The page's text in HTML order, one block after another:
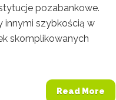
pozabankowe.
innymi szybkością w
skomplikowanych
Read More